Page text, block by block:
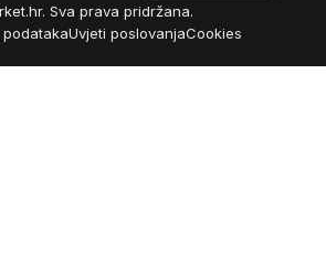
Sva prava pridržana.
Uvjeti poslovanjaCookies